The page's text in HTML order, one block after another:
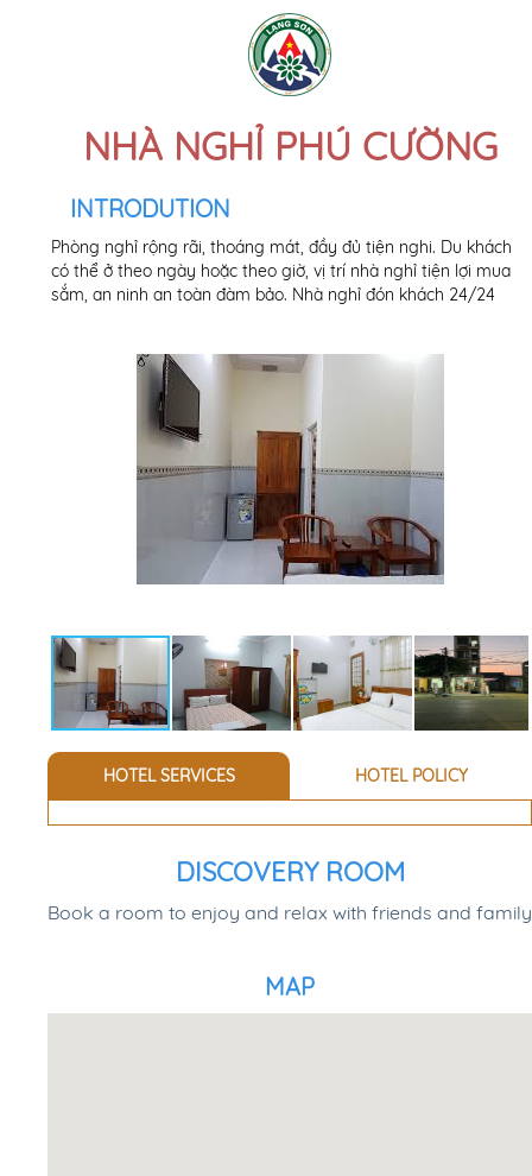
NHÀ NGHỈ PHÚ CƯỜNG
INTRODUTION
Phòng nghỉ rộng rãi, thoáng mát, đầy đủ tiện nghi. Du khách
có thể ở theo ngày hoặc theo giờ, vị trí nhà nghỉ tiện lợi mua
sắm, an ninh an toàn đàm bảo. Nhà nghỉ đón khách 24/24
HOTEL SERVICES HOTEL POLICY
DISCOVERY ROOM
Book a room to enjoy and relax with friends and family
MAP